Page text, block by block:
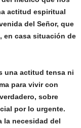
actitud espiritual
del Señor, que
en casa situación de
una actitud tensa ni
para vivir con
sobre
por lo urgente.
la necesidad del